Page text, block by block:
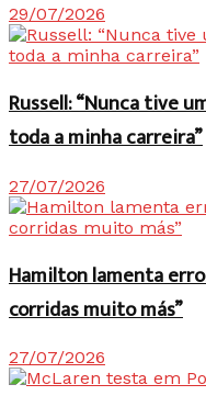
29/07/2026
Russell: “Nunca tive
toda a minha carreira”
27/07/2026
Hamilton lamenta
corridas muito más”
27/07/2026